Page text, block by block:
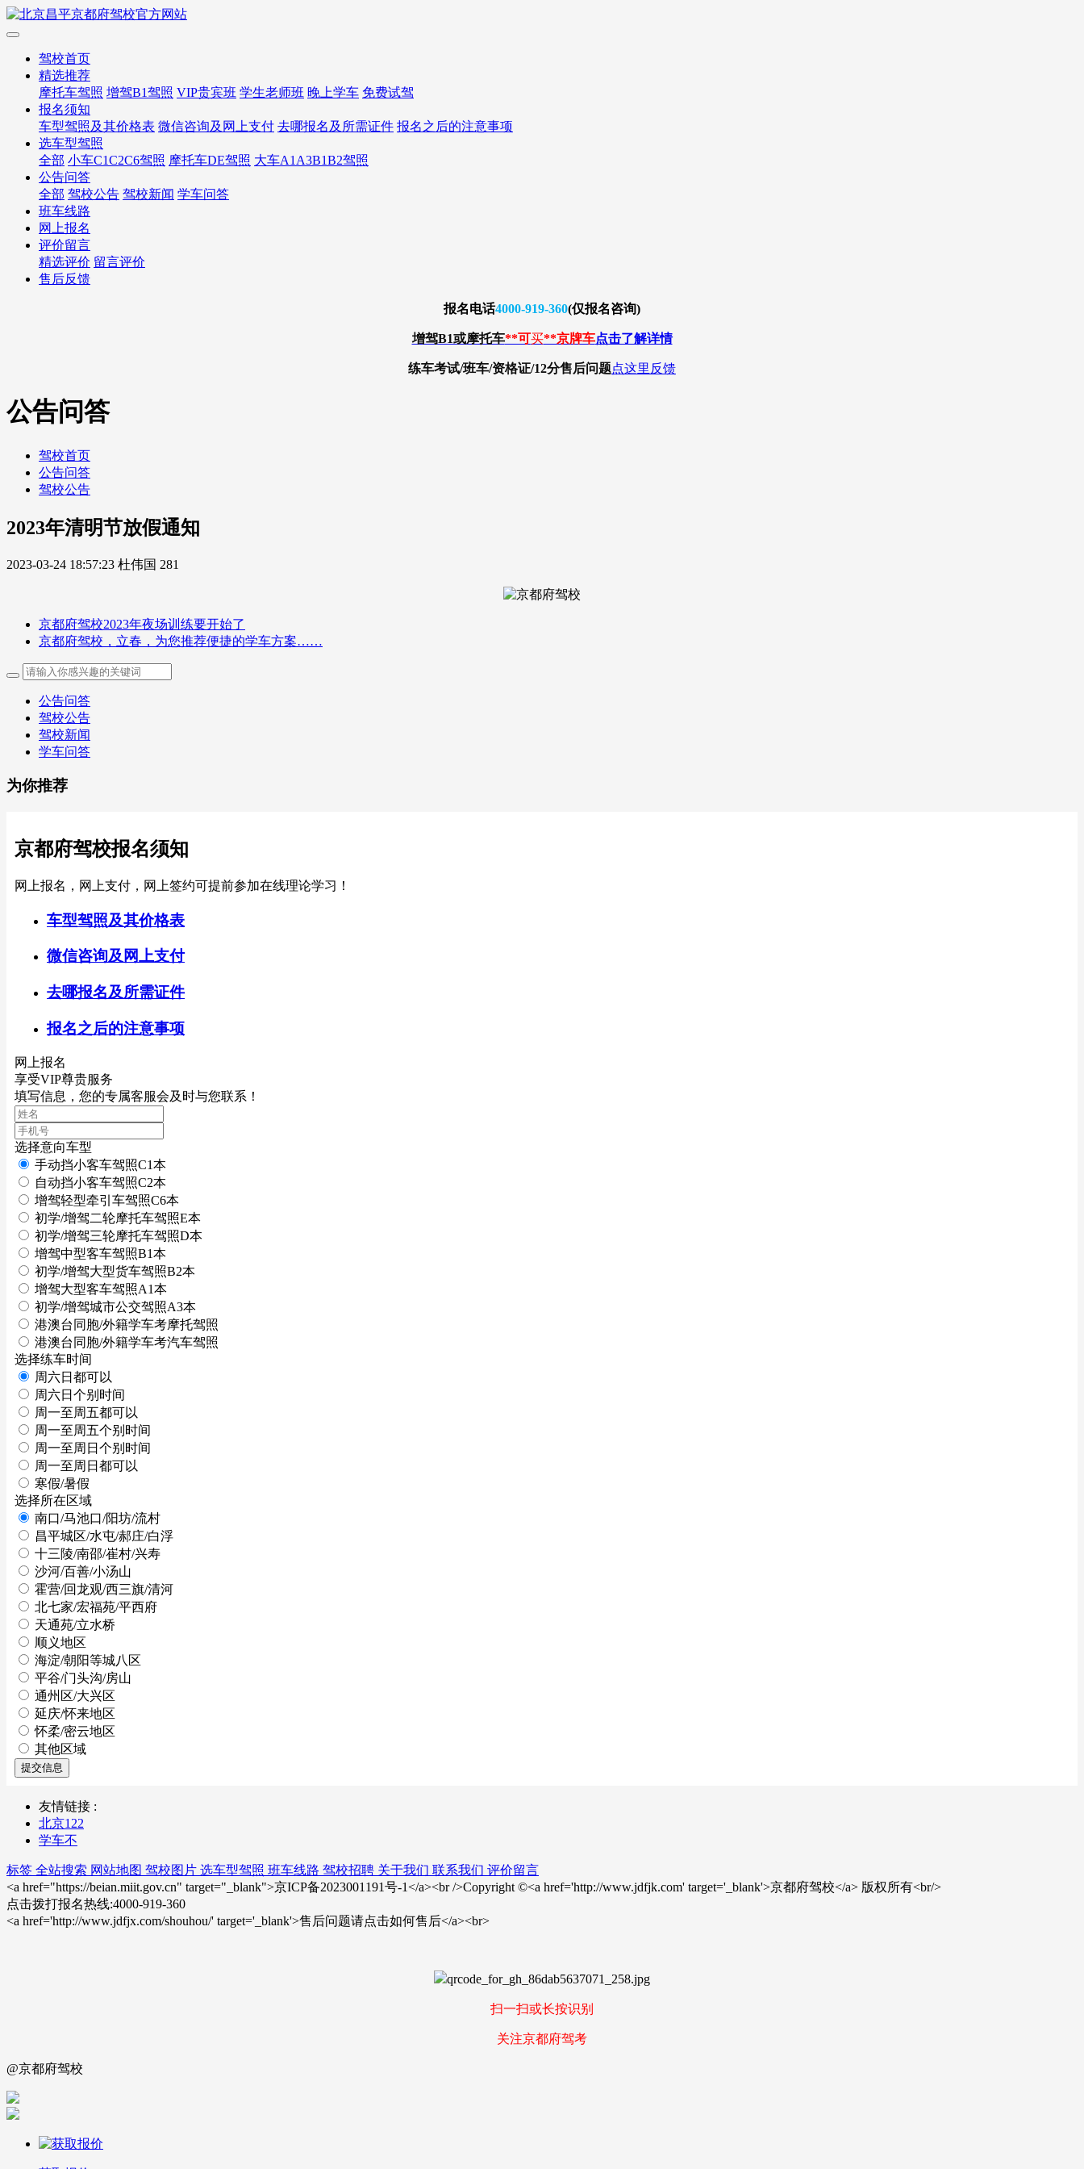
驾校首页
精选推荐
摩托车驾照 增驾B1驾照 VIP贵宾班 学生老师班 晚上学车 免费试驾
报名须知
车型驾照及其价格表 微信咨询及网上支付 去哪报名及所需证件 报名之后的注意事项
选车型驾照
全部 小车C1C2C6驾照 摩托车DE驾照 大车A1A3B1B2驾照
公告问答
全部 驾校公告 驾校新闻 学车问答
班车线路
网上报名
评价留言
精选评价 留言评价
售后反馈
报名电话4000-919-360(仅报名咨询)
增驾B1或摩托车**可买**京牌车点击了解详情
练车考试/班车/资格证/12分售后问题点这里反馈
公告问答
驾校首页
公告问答
驾校公告
2023年清明节放假通知
2023-03-24 18:57:23 杜伟国 281
京都府驾校2023年夜场训练要开始了
京都府驾校，立春，为您推荐便捷的学车方案……
公告问答
驾校公告
驾校新闻
学车问答
为你推荐
京都府驾校报名须知
网上报名，网上支付，网上签约可提前参加在线理论学习！
车型驾照及其价格表
微信咨询及网上支付
去哪报名及所需证件
报名之后的注意事项
网上报名
享受VIP尊贵服务
填写信息，您的专属客服会及时与您联系！
选择意向车型
手动挡小客车驾照C1本
自动挡小客车驾照C2本
增驾轻型牵引车驾照C6本
初学/增驾二轮摩托车驾照E本
初学/增驾三轮摩托车驾照D本
增驾中型客车驾照B1本
初学/增驾大型货车驾照B2本
增驾大型客车驾照A1本
初学/增驾城市公交驾照A3本
港澳台同胞/外籍学车考摩托驾照
港澳台同胞/外籍学车考汽车驾照
选择练车时间
周六日都可以
周六日个别时间
周一至周五都可以
周一至周五个别时间
周一至周日个别时间
周一至周日都可以
寒假/暑假
选择所在区域
南口/马池口/阳坊/流村
昌平城区/水屯/郝庄/白浮
十三陵/南邵/崔村/兴寿
沙河/百善/小汤山
霍营/回龙观/西三旗/清河
北七家/宏福苑/平西府
天通苑/立水桥
顺义地区
海淀/朝阳等城八区
平谷/门头沟/房山
通州区/大兴区
延庆/怀来地区
怀柔/密云地区
其他区域
提交信息
友情链接 :
北京122
学车不
标签 全站搜索 网站地图 驾校图片 选车型驾照 班车线路 驾校招聘 关于我们 联系我们 评价留言
<a href="https://beian.miit.gov.cn" target="_blank">京ICP备2023001191号-1</a><br />Copyright ©<a href='http://www.jdfjk.com' target='_blank'>京都府驾校</a> 版权所有<br/>
点击拨打报名热线:4000-919-360
<a href='http://www.jdfjx.com/shouhou/' target='_blank'>售后问题请点击如何售后</a><br>
扫一扫或长按识别
关注京都府驾考
@京都府驾校